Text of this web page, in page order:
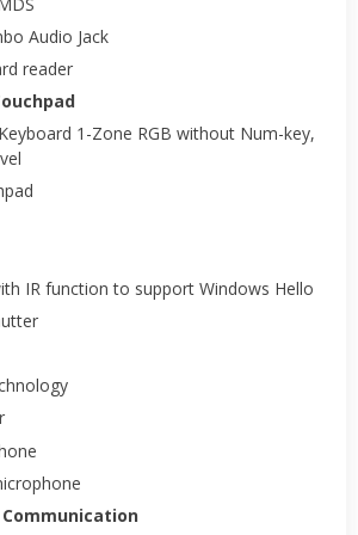
Audio Jack
reader
1-Zone RGB without Num-key,
IR function to support Windows Hello